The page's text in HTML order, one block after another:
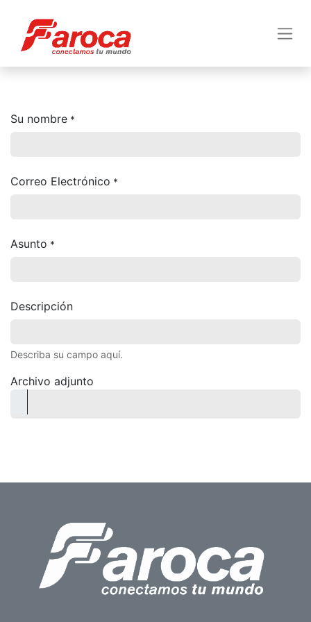
Su nombre *
Correo Electrónico *
Asunto *
Descripción
Describa su campo aquí.
Archivo adjunto